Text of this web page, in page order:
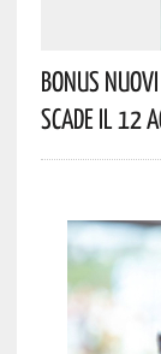
Bonus
Scade Il 12